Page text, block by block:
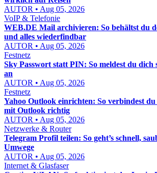
AUTOR • Aug 05, 2026
VoIP & Telefonie
WEB.DE Mail archivieren: So behältst du
und alles wiederfindbar
AUTOR • Aug 05, 2026
Festnetz
Sky Passwort statt PIN: So meldest du dich
an
AUTOR • Aug 05, 2026
Festnetz
Yahoo Outlook einrichten: So verbindest
mit Outlook richtig
AUTOR • Aug 05, 2026
Netzwerke & Router
Telegram Profil teilen: So geht’s schnell,
Umwege
AUTOR • Aug 05, 2026
Internet & Glasfaser